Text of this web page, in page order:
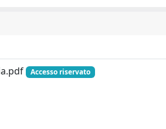
Accesso riservato